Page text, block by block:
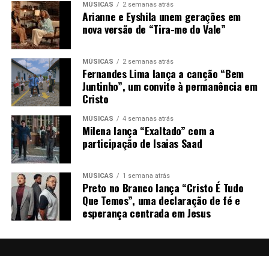
MÚSICAS 2 semanas atrás
Arianne e Eyshila unem gerações em
nova versão de “Tira-me do Vale”
MÚSICAS 2 semanas atrás
Fernandes Lima lança a canção “Bem
Juntinho”, um convite à permanência em
Cristo
MÚSICAS 4 semanas atrás
Milena lança “Exaltado” com a
participação de Isaias Saad
MÚSICAS 1 semana atrás
Preto no Branco lança “Cristo É Tudo
Que Temos”, uma declaração de fé e
esperança centrada em Jesus